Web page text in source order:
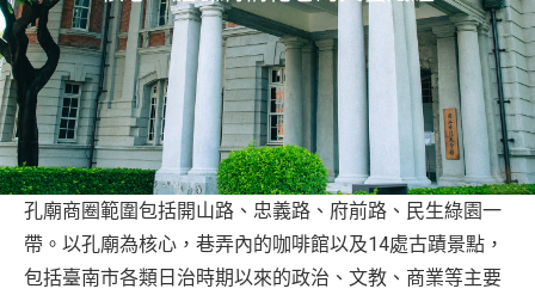
孔廟商圈範圍包括開山路、忠義路、府前路、民生綠園一
帶。以孔廟為核心，巷弄內的咖啡館以及14處古蹟景點，
包括臺南市各類日治時期以來的政治、文教、商業等主要